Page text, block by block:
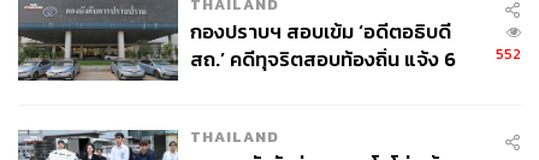
กองปราบฯ สอบเข้ม ‘อดีตอธิบดี
สถ.’ คดีทุจริตสอบท้องถิ่น แจ้ง 6
552
THAILAND